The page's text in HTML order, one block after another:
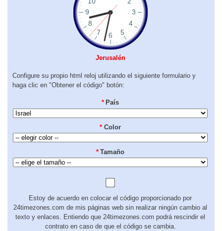
Jerusalén
Configure su propio html reloj utilizando el siguiente formulario y
haga clic en "Obtener el código" botón:
* País
* Color
* Tamaño
Estoy de acuerdo en colocar el código proporcionado por
24timezones.com de mis páginas web sin realizar ningún cambio al
texto y enlaces. Entiendo que 24timezones.com podrá rescindir el
contrato en caso de que el código se cambia.